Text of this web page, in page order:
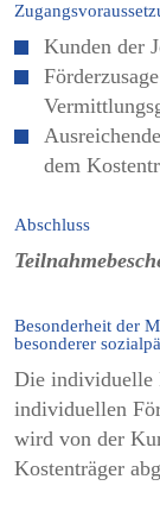
Kunden der
dem
Abschluss
Besonderheit der
besonderer
Die individuelle
individuellen
wird von der
Kostenträger